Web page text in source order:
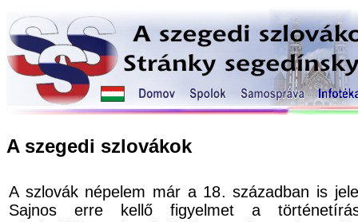
A szegedi szlovákok
A szlovák népelem már a 18. században is
Sajnos erre kellő figyelmet a